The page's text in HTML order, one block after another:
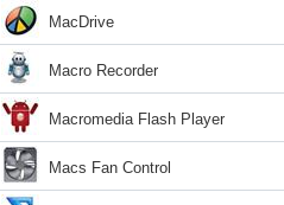
MacDrive
Macro Recorder
Macromedia Flash Player
Macs Fan Control